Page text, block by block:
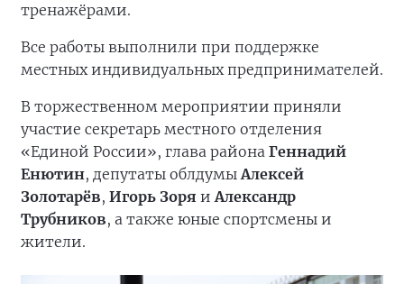
тренажёрами.
Все работы выполнили при поддержке
местных индивидуальных предпринимателей.
В торжественном мероприятии приняли
участие секретарь местного отделения
«Единой России», глава района Геннадий
Енютин, депутаты облдумыАлексей
Золотарёв, Игорь Зоря иАлександр
Трубников, а также юные спортсмены и
жители.